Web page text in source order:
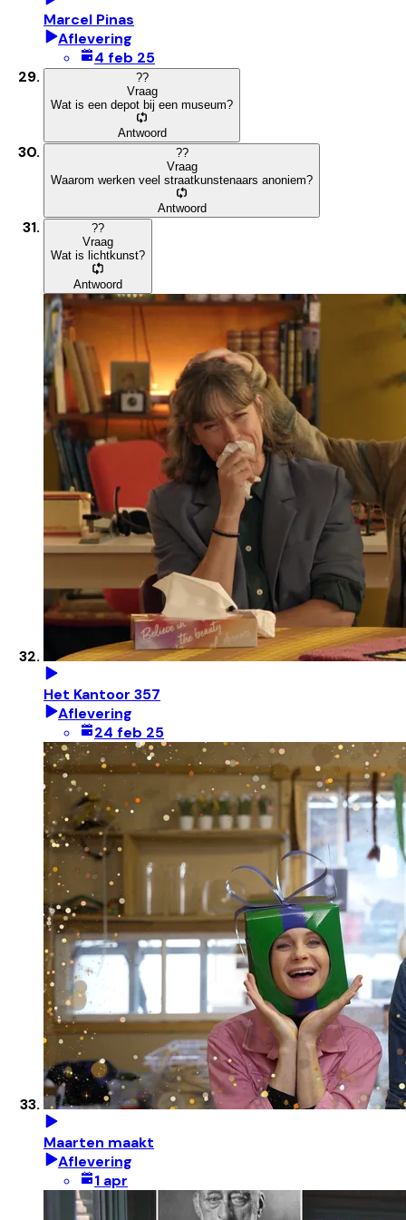
Marcel Pinas
Aflevering
4 feb 25
??
Vraag
Wat is een depot bij een museum?
Antwoord
??
Vraag
Waarom werken veel straatkunstenaars anoniem?
Antwoord
??
Vraag
Wat is lichtkunst?
Antwoord
Het Kantoor 357
Aflevering
24 feb 25
Maarten maakt
Aflevering
1 apr